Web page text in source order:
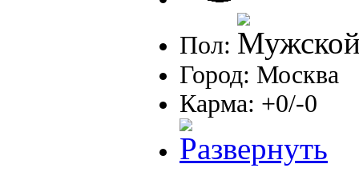
Пол:
Город: Москва
Карма: +0/-0